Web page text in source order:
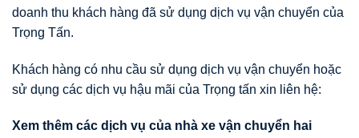
doanh thu khách hàng đã sử dụng dịch vụ vận chuyển của
Trọng Tấn.
Khách hàng có nhu cầu sử dụng dịch vụ vận chuyển hoặc
sử dụng các dịch vụ hậu mãi của Trọng tấn xin liên hệ:
Xem thêm các d ịch vụ của nhà xe vận chuyển hai